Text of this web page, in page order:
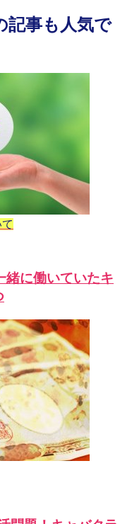
記事も人気で
緒に働いていたキ